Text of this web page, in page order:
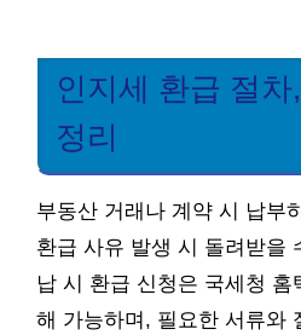
인지세 환급 절차
정리
부동산 거래나 계약 시 납부
환급 사유 발생 시 돌려받을
납 시 환급 신청은 국세청
해 가능하며, 필요한 서류와